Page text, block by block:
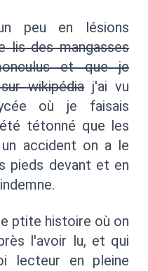
peu en lésions
lis des mangasses
et que je
wikipédiaj'ai vu
où je faisais
tétonné que les
accident on a le
pieds devant et en
ptite histoire où on
l'avoir lu, et qui
lecteur en pleine